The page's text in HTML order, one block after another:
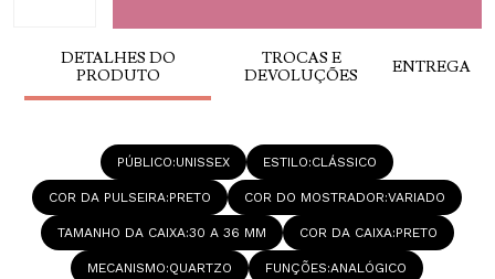
DETALHES DO
PRODUTO
TROCAS E
DEVOLUÇÕES
ENTREGA
PÚBLICO UNISSEX ESTILO CLÁSSICO
COR DA PULSEIRA PRETO COR DO MOSTRADOR VARIADO
TAMANHO DA CAIXA 30 A 36 MM COR DA CAIXA PRETO
MECANISMO QUARTZO FUNÇÕES ANALÓGICO